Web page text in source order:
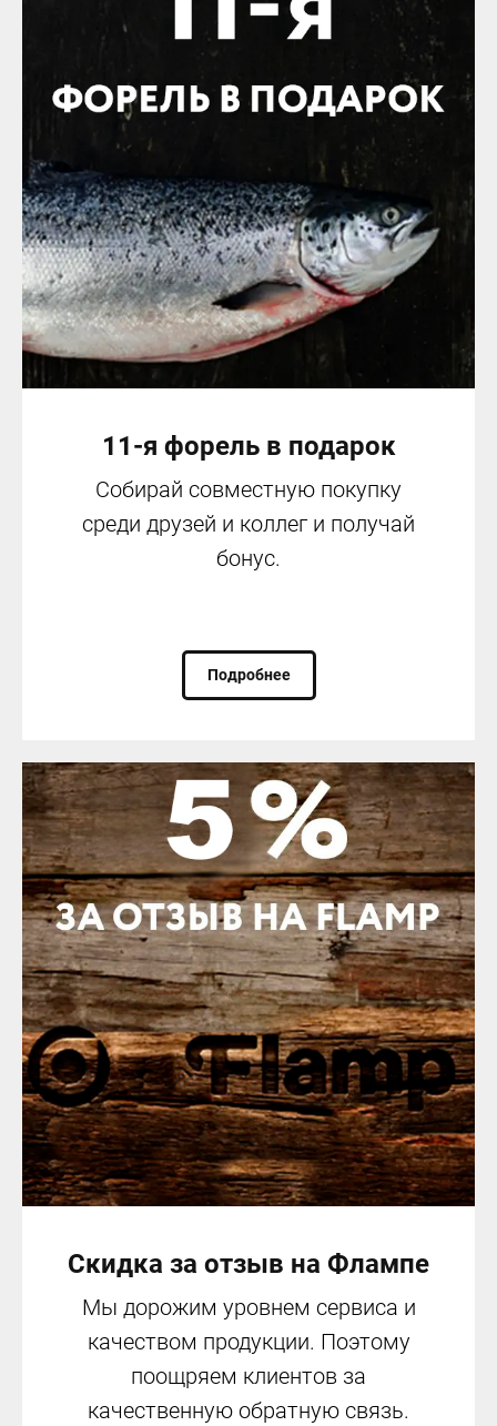
11-я форель в подарок
Собирай совместную покупку
среди друзей и коллег и получай
бонус.
Подробнее
Скидка за отзыв на Флампе
Мы дорожим уровнем сервиса и
качеством продукции. Поэтому
поощряем клиентов за
качественную обратную связь.